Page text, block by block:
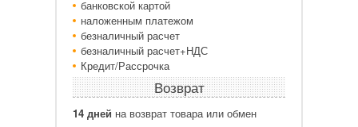
банковской картой
наложенным платежом
безналичный расчет
безналичный расчет+НДС
Кредит/Рассрочка
Возврат
14 дней на возврат товара или обмен